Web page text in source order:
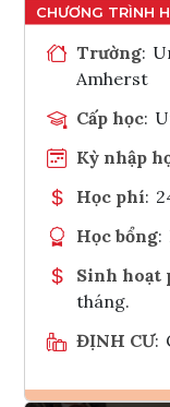
Trường:
Amherst
Cấp học:
Kỳ nhập
Học phí:
Học bổng:
Sinh hoạt
tháng.
ĐỊNH CƯ: